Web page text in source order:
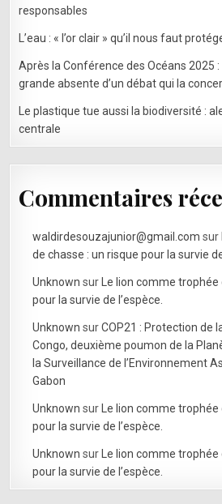
responsables
L’eau : « l’or clair » qu’il nous faut
Après la Conférence des Océans 2025 :
grande absente d’un débat qui la
Le plastique tue aussi la biodiversité :
centrale
Commentaires
waldirdesouzajunior@gmail.com sur
de chasse : un risque pour la survie de
Unknown sur
Le lion comme
pour la survie de l’espèce.
Unknown surCOP21 : Protection de
Congo, deuxième poumon de la
la Surveillance de l’Environnement
Gabon
Unknown sur
Le lion comme
pour la survie de l’espèce.
Unknown sur
Le lion comme
pour la survie de l’espèce.